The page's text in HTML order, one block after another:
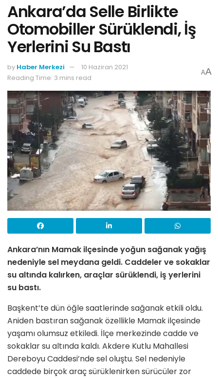
Ankara’da Selle Birlikte
Otomobiller Sürüklendi, İş
Yerlerini Su Bastı
by Haber Merkezi
10 Haziran 2021
Reading Time: 3 mins read
AA
Ankara’nın Mamak ilçesinde yoğun sağanak yağış
nedeniyle sel meydana geldi. Caddeler ve sokaklar
su altında kalırken, araçlar sürüklendi, iş yerlerini
su bastı.
Başkent’te dün öğle saatlerinde sağanak etkili oldu.
Aniden bastıran sağanak özellikle Mamak ilçesinde
yaşamı olumsuz etkiledi. İlçe merkezinde cadde ve
sokaklar su altında kaldı. Akdere Kutlu Mahallesi
Dereboyu Caddesi’nde sel oluştu. Sel nedeniyle
caddede birçok araç sürüklenirken sürücüler zor